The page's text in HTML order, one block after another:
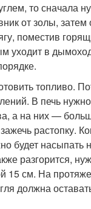
то сначала
от золы, затем
поместив
уходит в
топливо.
В печь
а на них —
растопку.
будет насыпать
разгорится,
15 см. На
должна